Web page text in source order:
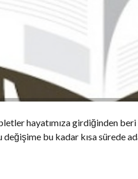
hayatımıza girdiğinden beri
bu kadar kısa sürede